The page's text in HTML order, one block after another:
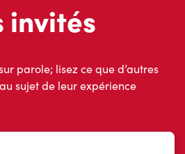
invités
parole; lisez ce que d’autres
sujet de leur expérience